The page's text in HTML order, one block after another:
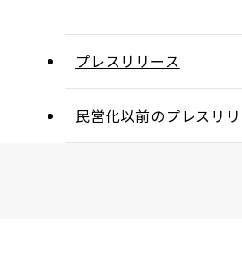
プレスリリース
民営化以前のプレスリ